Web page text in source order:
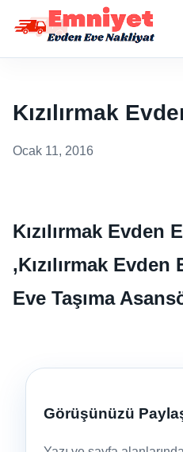
Kızılırmak
Ocak 11, 2016
Kızılırmak Evden
,Kızılırmak Evden
Eve Taşıma
Görüşünüzü